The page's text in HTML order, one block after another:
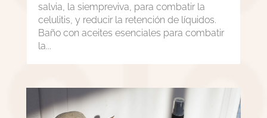
salvia, la siempreviva, para combatir la
celulitis, y reducir la retención de líquidos.
Baño con aceites esenciales para combatir
la...